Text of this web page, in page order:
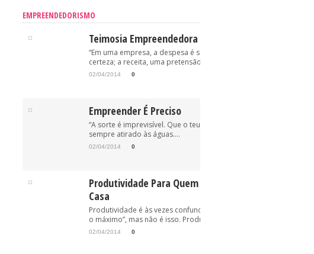
EMPREENDEDORISMO
Teimosia Empreendedora
“Em uma empresa, a despesa é sempre uma
certeza; a receita, uma pretensão.” (Oriovisto...
02/04/2014 0
Empreender É Preciso
“A sorte é imprevisível. Que o teu anzol esteja, pois,
sempre atirado às águas....
02/04/2014 0
Produtividade Para Quem Trabalha Em
Casa
Produtividade é às vezes confundida com “trabalhe
o máximo”, mas não é isso. Produtividade...
02/04/2014 0